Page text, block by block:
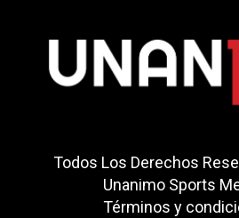
Todos Los Derechos
Unanimo Sports
Términos y